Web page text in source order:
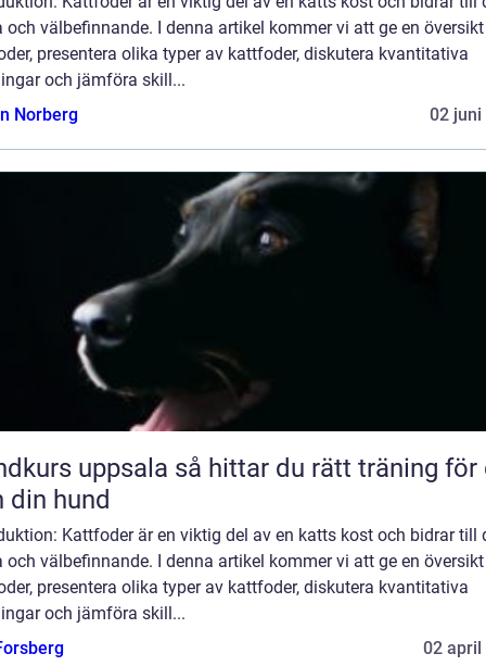
och välbefinnande. I denna artikel kommer vi att ge en
presentera olika typer av kattfoder, diskutera kvantitativa
och jämföra skill...
Norberg
02 juni
så hittar du rätt träning för dig
din hund
Kattfoder är en viktig del av en katts kost och bidrar till
och välbefinnande. I denna artikel kommer vi att ge en
presentera olika typer av kattfoder, diskutera kvantitativa
och jämföra skill...
02 april